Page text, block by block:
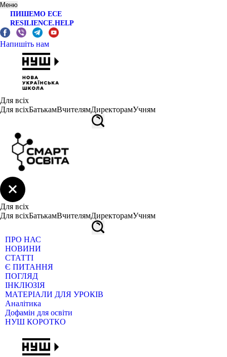
Меню
ПИШЕМО ЕСЕ
RESILIENCE.HELP
Напишіть нам
Для всіх
Для всіхБатькамВчителямДиректорамУчням
Для всіх
Для всіхБатькамВчителямДиректорамУчням
ПРО НАС
НОВИНИ
СТАТТІ
Є ПИТАННЯ
ПОГЛЯД
ІНКЛЮЗІЯ
МАТЕРІАЛИ ДЛЯ УРОКІВ
Аналітика
Дофамін для освіти
НУШ КОРОТКО